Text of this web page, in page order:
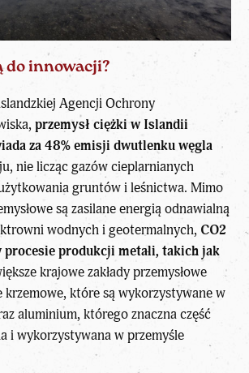
do innowacji?
Agencji Ochrony
przemysł ciężki w Islandii
za 48% emisji dwutlenku węgla
nie licząc gazów cieplarnianych
gruntów i leśnictwa. Mimo
są zasilane energią odnawialną
wodnych i geotermalnych, CO2
procesie produkcji metali, takich jak
krajowe zakłady przemysłowe
krzemowe, które są wykorzystywane w
aluminium, którego znaczna część
i wykorzystywana w przemyśle